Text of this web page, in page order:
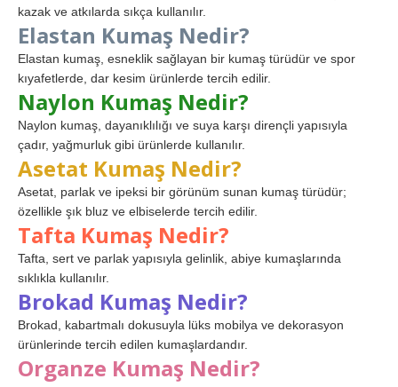
kazak ve atkılarda sıkça kullanılır.
Elastan Kumaş Nedir?
Elastan kumaş, esneklik sağlayan bir kumaş türüdür ve spor
kıyafetlerde, dar kesim ürünlerde tercih edilir.
Naylon Kumaş Nedir?
Naylon kumaş, dayanıklılığı ve suya karşı dirençli yapısıyla
çadır, yağmurluk gibi ürünlerde kullanılır.
Asetat Kumaş Nedir?
Asetat, parlak ve ipeksi bir görünüm sunan kumaş türüdür;
özellikle şık bluz ve elbiselerde tercih edilir.
Tafta Kumaş Nedir?
Tafta, sert ve parlak yapısıyla gelinlik, abiye kumaşlarında
sıklıkla kullanılır.
Brokad Kumaş Nedir?
Brokad, kabartmalı dokusuyla lüks mobilya ve dekorasyon
ürünlerinde tercih edilen kumaşlardandır.
Organze Kumaş Nedir?